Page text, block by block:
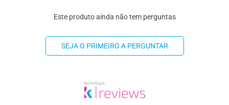
Este produto ainda não tem perguntas
SEJA O PRIMEIRO A PERGUNTAR